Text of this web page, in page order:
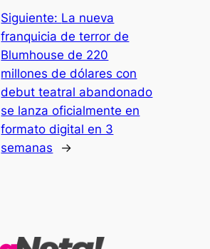
Siguiente: La nueva
franquicia de terror de
Blumhouse de 220
millones de dólares con
debut teatral abandonado
se lanza oficialmente en
formato digital en 3
semanas
→